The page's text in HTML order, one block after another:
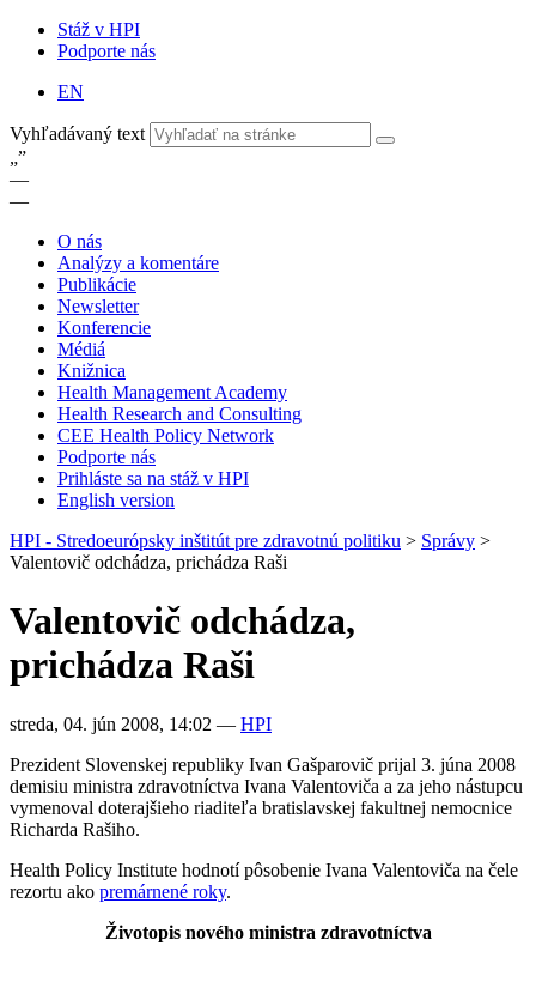
Stáž v HPI
Podporte nás
EN
Vyhľadávaný text
„”
—
—
O nás
Analýzy a komentáre
Publikácie
Newsletter
Konferencie
Médiá
Knižnica
Health Management Academy
Health Research and Consulting
CEE Health Policy Network
Podporte nás
Prihláste sa na stáž v HPI
English version
HPI - Stredoeurópsky inštitút pre zdravotnú politiku > Správy >
Valentovič odchádza, prichádza Raši
Valentovič odchádza,
prichádza Raši
streda, 04. jún 2008, 14:02 — HPI
Prezident Slovenskej republiky Ivan Gašparovič prijal 3. júna 2008
demisiu ministra zdravotníctva Ivana Valentoviča a za jeho nástupcu
vymenoval doterajšieho riaditeľa bratislavskej fakultnej nemocnice
Richarda Rašiho.
Health Policy Institute hodnotí pôsobenie Ivana Valentoviča na čele
rezortu ako premárnené roky.
Životopis nového ministra zdravotníctva